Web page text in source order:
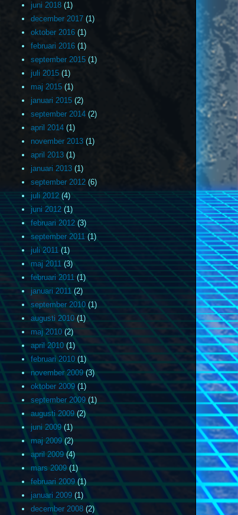
juni 2018(1)
december 2017(1)
oktober 2016(1)
februari 2016(1)
september 2015(1)
juli 2015(1)
maj 2015(1)
januari 2015(2)
september 2014(2)
april 2014(1)
november 2013(1)
april 2013(1)
januari 2013(1)
september 2012(6)
juli 2012(4)
juni 2012(1)
februari 2012(3)
september 2011(1)
juli 2011(1)
maj 2011(3)
februari 2011(1)
januari 2011(2)
september 2010(1)
augusti 2010(1)
maj 2010(2)
april 2010(1)
februari 2010(1)
november 2009(3)
oktober 2009(1)
september 2009(1)
augusti 2009(2)
juni 2009(1)
maj 2009(2)
april 2009(4)
mars 2009(1)
februari 2009(1)
januari 2009(1)
december 2008(2)